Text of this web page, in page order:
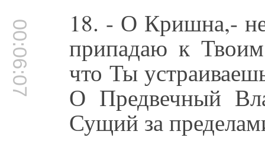
00:06:07 18. - О Кришна,-
припадаю к
что Ты
О Предвечный
Сущий за